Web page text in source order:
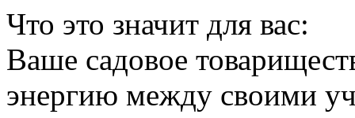
Что это значит для вас:
Ваше садовое
энергию между своими